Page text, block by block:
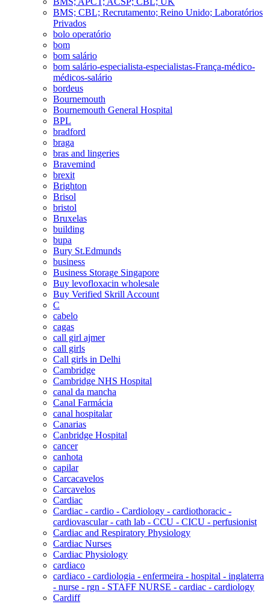
BMS; CBL; Recrutamento; Reino Unido; Laboratórios
Privados
bolo operatório
bom
bom salário
bom salário-especialista-especialistas-França-médico-
médicos-salário
bordeus
Bournemouth
Bournemouth General Hospital
BPL
bradford
braga
bras and lingeries
Bravemind
brexit
Brighton
Brisol
bristol
Bruxelas
building
bupa
Bury St.Edmunds
business
Business Storage Singapore
Buy levofloxacin wholesale
Buy Verified Skrill Account
C
cabelo
cagas
call girl ajmer
call girls
Call girls in Delhi
Cambridge
Cambridge NHS Hospital
canal da mancha
Canal Farmácia
canal hospitalar
Canarias
Canbridge Hospital
cancer
canhota
capilar
Carcacavelos
Carcavelos
Cardiac
Cardiac - cardio - Cardiology - cardiothoracic -
cardiovascular - cath lab - CCU - CICU - perfusionist
Cardiac and Respiratory Physiology
Cardiac Nurses
Cardiac Physiology
cardiaco
cardiaco - cardiologia - enfermeira - hospital - inglaterra
- nurse - rgn - STAFF NURSE - cardiac - cardiology
Cardiff